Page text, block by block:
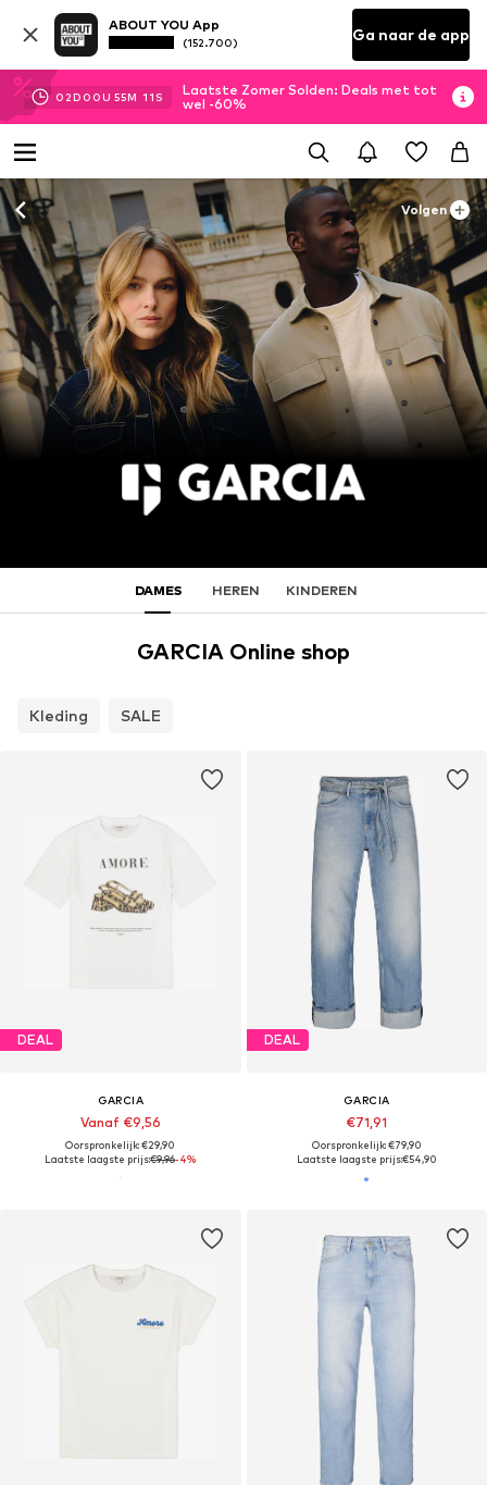
ABOUT YOU App
(152.700) Ga naar de app
02D 00U 55M 09S
Laatste Zomer Solden: Deals met tot
wel -60%
Volgen
DAMES HEREN KINDEREN
GARCIA Online shop
Kleding SALE
DEAL
GARCIA
Vanaf €9,56
Oorspronkelijk: €29,90
Laatste laagste prijs:€9,96-4%
DEAL
GARCIA
€71,91
Oorspronkelijk: €79,90
Laatste laagste prijs:€54,90